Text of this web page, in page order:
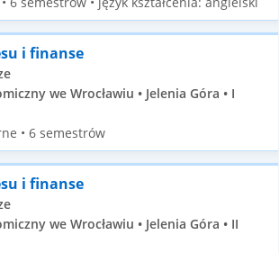
i finanse
we Wrocławiu • Jelenia Góra • I
• 6 semestrów
i finanse
we Wrocławiu • Jelenia Góra • II